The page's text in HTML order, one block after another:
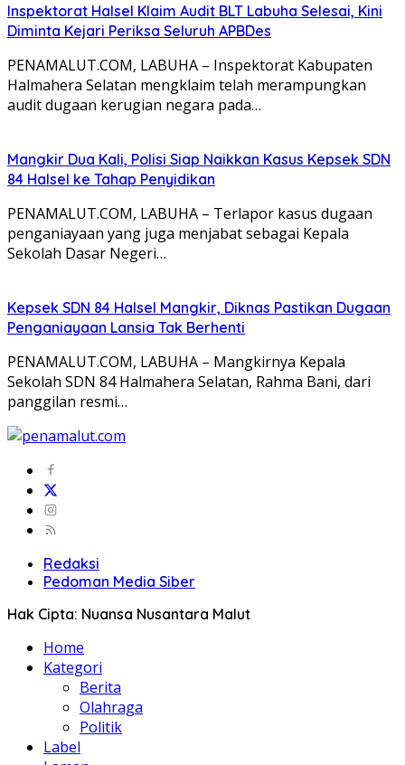
Inspektorat Halsel Klaim Audit BLT Labuha Selesai, Kini
Diminta Kejari Periksa Seluruh APBDes
PENAMALUT.COM, LABUHA – Inspektorat Kabupaten
Halmahera Selatan mengklaim telah merampungkan
audit dugaan kerugian negara pada…
Mangkir Dua Kali, Polisi Siap Naikkan Kasus Kepsek SDN
84 Halsel ke Tahap Penyidikan
PENAMALUT.COM, LABUHA – Terlapor kasus dugaan
penganiayaan yang juga menjabat sebagai Kepala
Sekolah Dasar Negeri…
Kepsek SDN 84 Halsel Mangkir, Diknas Pastikan Dugaan
Penganiayaan Lansia Tak Berhenti
PENAMALUT.COM, LABUHA – Mangkirnya Kepala
Sekolah SDN 84 Halmahera Selatan, Rahma Bani, dari
panggilan resmi…
Redaksi
Pedoman Media Siber
Hak Cipta: Nuansa Nusantara Malut
Home
Kategori
Berita
Olahraga
Politik
Label